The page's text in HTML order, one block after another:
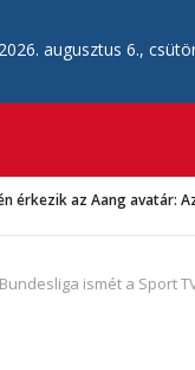
2026. augusztus 6.,
érkezik az Aang avatár:
Bundesliga ismét a Sport